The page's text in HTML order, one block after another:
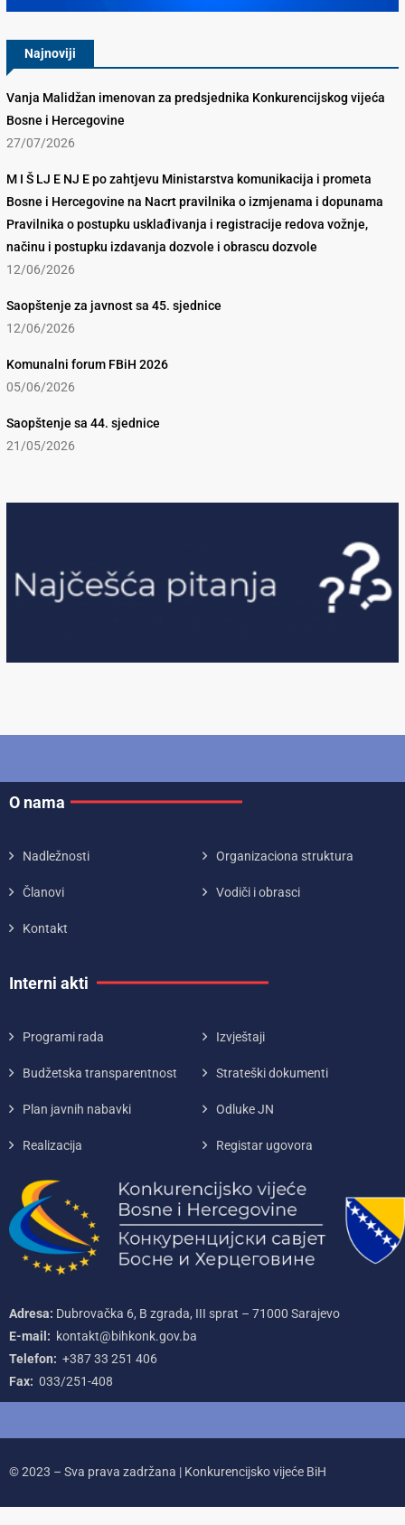
Najnoviji
Vanja Malidžan imenovan za predsjednika Konkurencijskog vijeća
Bosne i Hercegovine
27/07/2026
M I Š LJ E NJ E po zahtjevu Ministarstva komunikacija i prometa
Bosne i Hercegovine na Nacrt pravilnika o izmjenama i dopunama
Pravilnika o postupku usklađivanja i registracije redova vožnje,
načinu i postupku izdavanja dozvole i obrascu dozvole
12/06/2026
Saopštenje za javnost sa 45. sjednice
12/06/2026
Komunalni forum FBiH 2026
05/06/2026
Saopštenje sa 44. sjednice
21/05/2026
O nama
Nadležnosti Organizaciona struktura
Članovi Vodiči i obrasci
Kontakt
Interni akti
Programi rada Izvještaji
Budžetska transparentnost Strateški dokumenti
Plan javnih nabavki Odluke JN
Realizacija Registar ugovora
Adresa: Dubrovačka 6, B zgrada, III sprat – 71000‌ Sarajevo
E-mail: kontakt@bihkonk.gov.ba
Telefon: +387‌ 33‌ 251‌ 406
Fax: 033/251-408
© 2023 – Sva prava zadržana | Konkurencijsko vijeće BiH